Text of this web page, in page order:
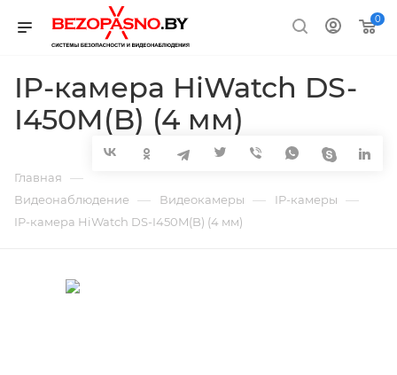
0
IP-камера HiWatch DS-
I450M(B) (4 мм)
Главная —
Видеонаблюдение — Видеокамеры — IP-камеры —
IP-камера HiWatch DS-I450M(B) (4 мм)